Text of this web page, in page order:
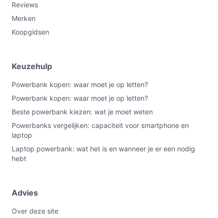
Reviews
Merken
Koopgidsen
Keuzehulp
Powerbank kopen: waar moet je op letten?
Powerbank kopen: waar moet je op letten?
Beste powerbank kiezen: wat je moet weten
Powerbanks vergelijken: capaciteit voor smartphone en
laptop
Laptop powerbank: wat het is en wanneer je er een nodig
hebt
Advies
Over deze site